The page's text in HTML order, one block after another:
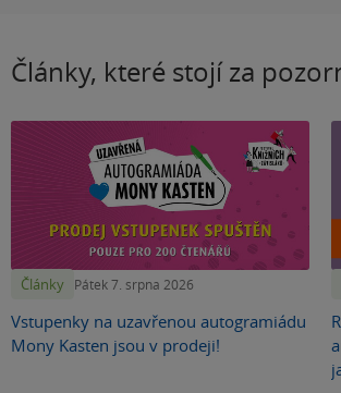
Články, které stojí za
Články Pátek 7. srpna 2026
Vstupenky na uzavřenou autogramiádu
Mony Kasten jsou v prodeji!